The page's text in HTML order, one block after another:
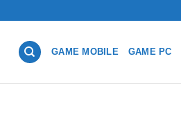
GAME MOBILE GAME PC